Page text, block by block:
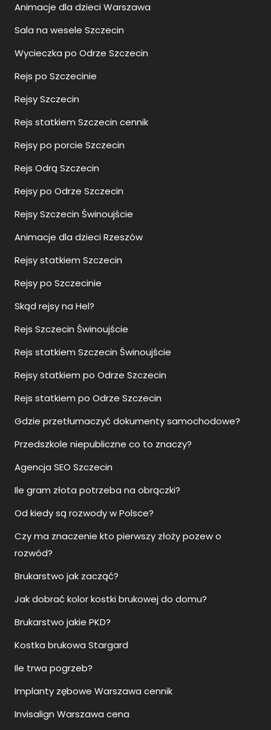
Animacje dla dzieci Warszawa
Sala na wesele Szczecin
Wycieczka po Odrze Szczecin
Rejs po Szczecinie
Rejsy Szczecin
Rejs statkiem Szczecin cennik
Rejsy po porcie Szczecin
Rejs Odrą Szczecin
Rejsy po Odrze Szczecin
Rejsy Szczecin Świnoujście
Animacje dla dzieci Rzeszów
Rejsy statkiem Szczecin
Rejsy po Szczecinie
Skąd rejsy na Hel?
Rejs Szczecin Świnoujście
Rejs statkiem Szczecin Świnoujście
Rejsy statkiem po Odrze Szczecin
Rejs statkiem po Odrze Szczecin
Gdzie przetłumaczyć dokumenty samochodowe?
Przedszkole niepubliczne co to znaczy?
Agencja SEO Szczecin
Ile gram złota potrzeba na obrączki?
Od kiedy są rozwody w Polsce?
Czy ma znaczenie kto pierwszy złoży pozew o
rozwód?
Brukarstwo jak zacząć?
Jak dobrać kolor kostki brukowej do domu?
Brukarstwo jakie PKD?
Kostka brukowa Stargard
Ile trwa pogrzeb?
Implanty zębowe Warszawa cennik
Invisalign Warszawa cena